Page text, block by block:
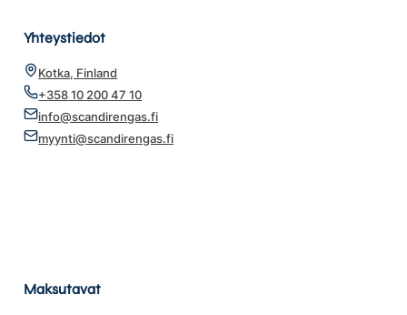
Yhteystiedot
Kotka, Finland
+358 10 200 47 10
info@scandirengas.fi
myynti@scandirengas.fi
Maksutavat